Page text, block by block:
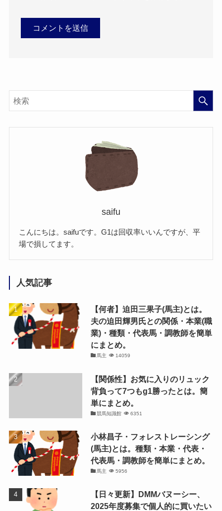
saifu
こんにちは。saifuです。G1は回収率いいんですが、平
場で損してます。
人気記事
【何者】迫田三果子(馬主)とは。
夫の迫田輝男氏との関係・本業(職
業)・種類・代表馬・調教師を簡単
にまとめ。
馬主 14059
【関係性】お気に入りのリュック
背負って7つもg1勝ったとは。簡
単にまとめ。
競馬知識館 6351
小林昌子・フォレストレーシング
(馬主)とは。種類・本業・代表・
代表馬・調教師を簡単にまとめ。
馬主 5956
【日々更新】DMMバヌーシー、
2025年度募集で個人的に買いたい